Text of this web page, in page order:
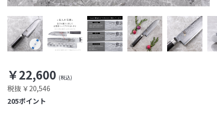
￥22,600
税抜 ￥20,546
ポイント
205